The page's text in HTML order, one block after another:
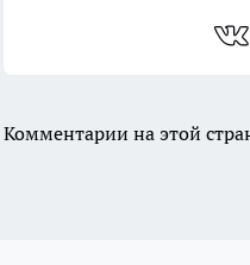
Комментарии на этой